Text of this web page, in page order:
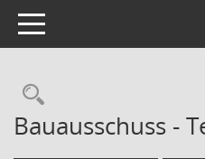
Toggle navigation
Bauausschuss -